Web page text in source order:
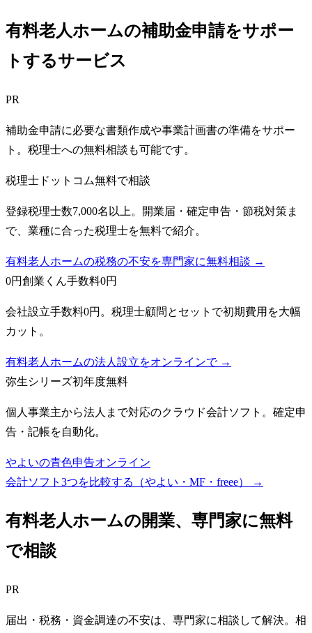
有料老人ホームの補助金申請をサポー
トするサービス
PR
補助金申請に必要な書類作成や事業計画書の準備をサポー
ト。税理士への無料相談も可能です。
税理士ドットコム無料で相談
登録税理士数7,000名以上。開業届・確定申告・節税対策ま
で、業種に合った税理士を無料で紹介。
有料老人ホームの税務の不安を専門家に無料相談 →
0円創業くん手数料0円
会社設立手数料0円。税理士顧問とセットで初期費用を大幅
カット。
有料老人ホームの法人設立をオンラインで →
弥生シリーズ初年度無料
個人事業主から法人まで対応のクラウド会計ソフト。確定申
告・記帳を自動化。
やよいの青色申告オンライン
会計ソフト3つを比較する（やよい・MF・freee）
→
有料老人ホームの開業、専門家に無料
で相談
PR
届出・税務・資金調達の不安は、専門家に相談して解決。相